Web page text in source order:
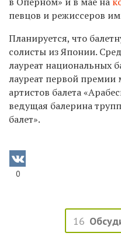
певцов и режиссеров
Планируется, что
солисты из Японии.
лауреат национальных
лауреат первой
артистов балета
ведущая балерина
балет».
0
16